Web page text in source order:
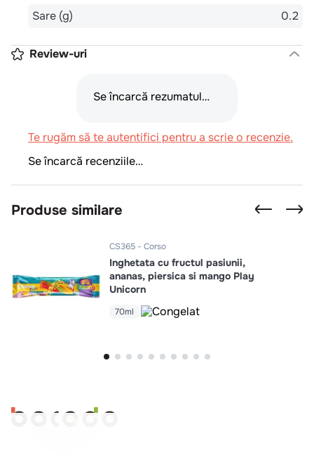
Sare (g)
0.2
Review-uri
Se încarcă rezumatul…
Te rugăm să te autentifici pentru a scrie o recenzie.
Se încarcă recenziile…
Produse similare
CS365 Corso
Inghetata cu fructul pasiunii,
ananas, piersica si mango Play
Unicorn
70ml